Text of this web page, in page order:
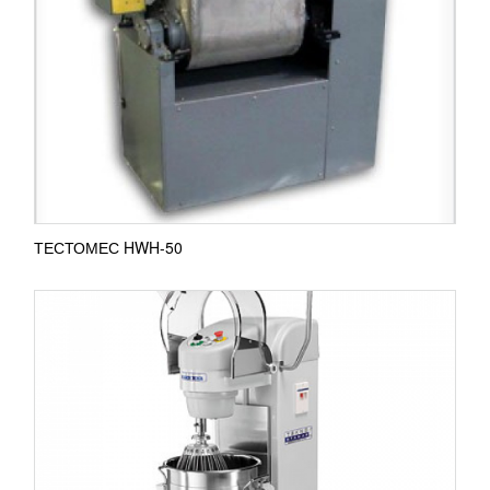
ТЕСТОМЕС HWH-50
С-LINE 60
295 532RUB
Планетарный миксер Teknostamap С-LINE 60
Корпус модели выполнен из окрашенной стали, а
дежа и решетка защиты изготовлена из ...
ПОДРОБНЕЕ